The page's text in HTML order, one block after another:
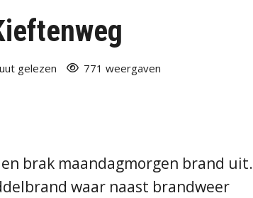
gelezen 771 weergaven
brak maandagmorgen brand uit.
waar naast brandweer